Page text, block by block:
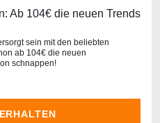
Ab 104€ die neuen Trends
sein mit den beliebten
ab 104€ die neuen
schnappen!